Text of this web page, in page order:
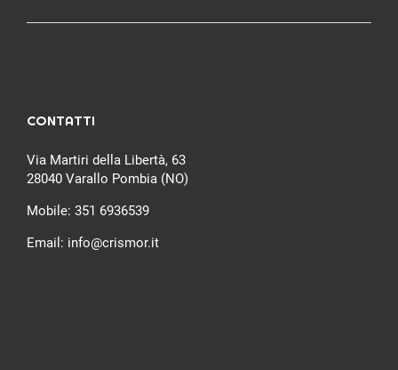
CONTATTI
Via Martiri della Libertà, 63
28040 Varallo Pombia (NO)
Mobile: 351 6936539
Email: info@crismor.it